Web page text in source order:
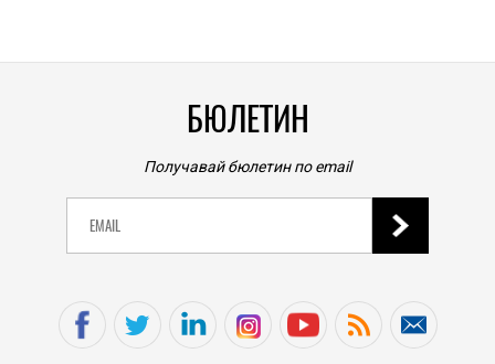
БЮЛЕТИН
Получавай бюлетин по email